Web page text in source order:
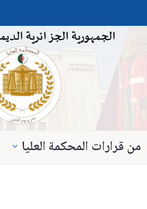
الجمهورية الجزائرية
من قرارات المحكمة العليا